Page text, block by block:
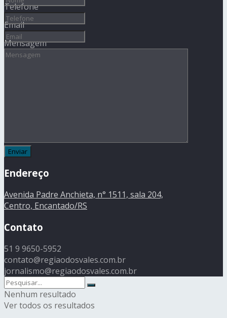
Telefone
Email
Mensagem
Endereço
Avenida Padre Anchieta, n° 1511, sala 204,
Centro, Encantado/RS
Contato
51 9 9650-5952
contato@regiaodosvales.com.br
jornalismo@regiaodosvales.com.br
Nenhum resultado
Ver todos os resultados